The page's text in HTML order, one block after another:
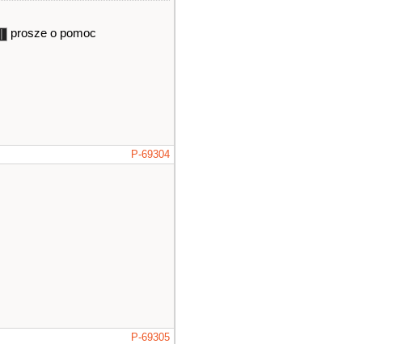
prosze o pomoc
P-69304
P-69305